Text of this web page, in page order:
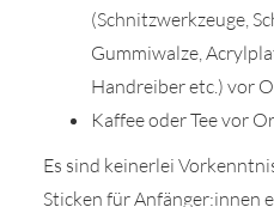
(Schnitzwerkzeuge,
Gummiwalze,
Handreiber etc.) vor
Kaffee oder Tee vor
Es sind keinerlei
Sticken für Anfänger:innen